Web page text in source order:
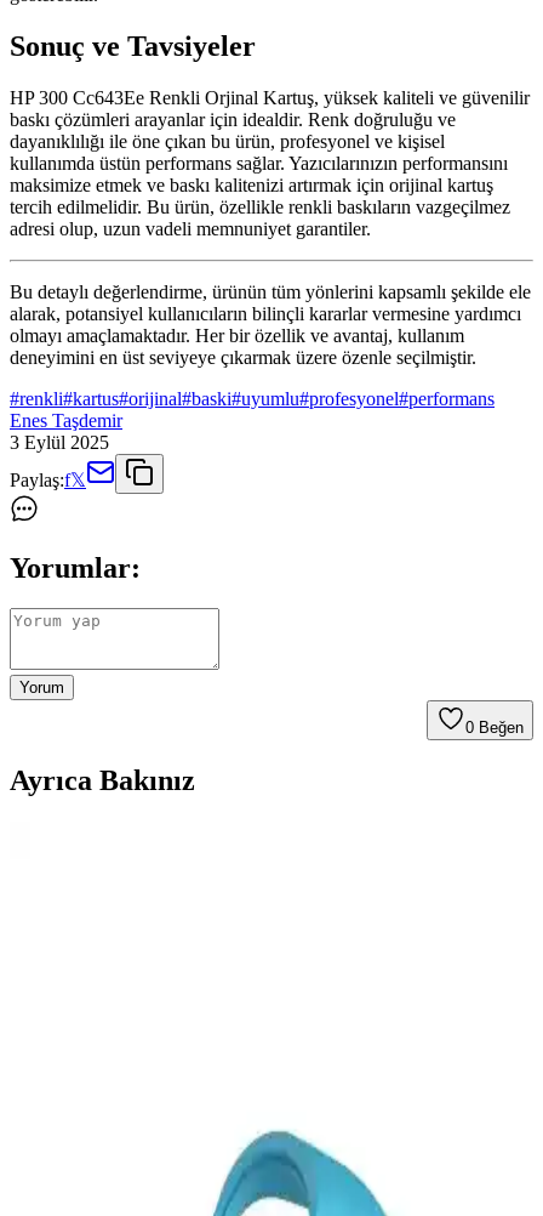
Sonuç ve Tavsiyeler
HP 300 Cc643Ee Renkli Orjinal Kartuş, yüksek kaliteli ve güvenilir
baskı çözümleri arayanlar için idealdir. Renk doğruluğu ve
dayanıklılığı ile öne çıkan bu ürün, profesyonel ve kişisel
kullanımda üstün performans sağlar. Yazıcılarınızın performansını
maksimize etmek ve baskı kalitenizi artırmak için orijinal kartuş
tercih edilmelidir. Bu ürün, özellikle renkli baskıların vazgeçilmez
adresi olup, uzun vadeli memnuniyet garantiler.
Bu detaylı değerlendirme, ürünün tüm yönlerini kapsamlı şekilde ele
alarak, potansiyel kullanıcıların bilinçli kararlar vermesine yardımcı
olmayı amaçlamaktadır. Her bir özellik ve avantaj, kullanım
deneyimini en üst seviyeye çıkarmak üzere özenle seçilmiştir.
#renkli#kartus#orijinal#baski#uyumlu#profesyonel#performans
Enes Taşdemir
3 Eylül 2025
Paylaş:f𝕏
Yorumlar:
Yorum
0 Beğen
Ayrıca Bakınız
iPhone 11 için şık ve dayanıklı kadife iç yüzeyli